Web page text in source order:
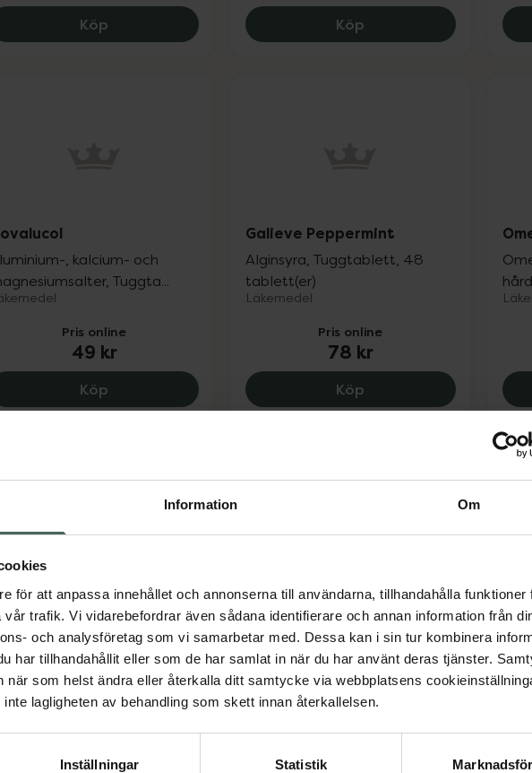
Information Om
för att anpassa innehållet och annonserna till användarna, tillhandahålla funktioner
trafik. Vi vidarebefordrar även sådana identifierare och annan information från
och analysföretag som vi samarbetar med. Dessa kan i sin tur kombinera
har tillhandahållit eller som de har samlat in när du har använt deras tjänster.
när som helst ändra eller återkalla ditt samtycke via webbplatsens
lagligheten av behandling som skett innan återkallelsen.
Inställningar Statistik
Köp Pepcid 10 mg, 129 kr. Köp Losec 20 mg, 89 kr.
, kalcium- och
Tuggta...
Pris online
49 kr
Köp Novalucol, 49 kr.
Galieve Peppermint
Alginsyra, Tuggtablett, 48
tablett(er)
Läkemedel
Pris online
78 kr
Köp Galieve Peppermint, 78
Sandoz 20 mg
Enterokapsel,
14 kapsel/kapslar
Pris online
Silicea Mag-Tarm Direkt
Kiselgel, 15 doser
Medicinteknisk produkt
Kampanjpris online
108 kr